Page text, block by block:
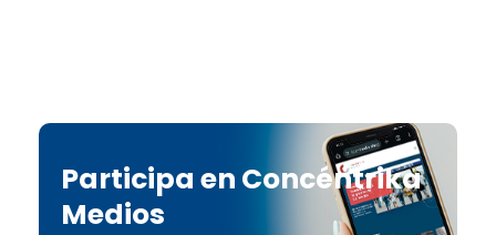
Participa en Concéntrika
Medios